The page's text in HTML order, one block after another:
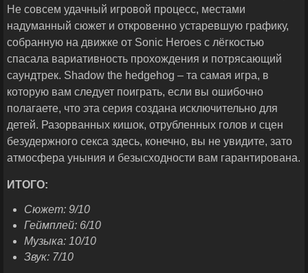
Не совсем удачный игровой процесс, местами
надуманный сюжет и откровенно устаревшую графику,
собранную на движке от Sonic Heroes с лёгкостью
спасала вариативность прохождения и потрясающий
саундтрек. Shadow the hedgehog – та самая игра, в
которую вам следует поиграть, если вы ошибочно
полагаете, что эта серия создана исключительно для
детей. Разорванных кишок, отрубленных голов и сцен
безудержного секса здесь, конечно, вы не увидите, зато
атмосфера уныния и безысходности вам гарантирована.
ИТОГО:
Сюжет: 9/10
Геймплей: 6/10
Музыка: 10/10
Звук: 7/10